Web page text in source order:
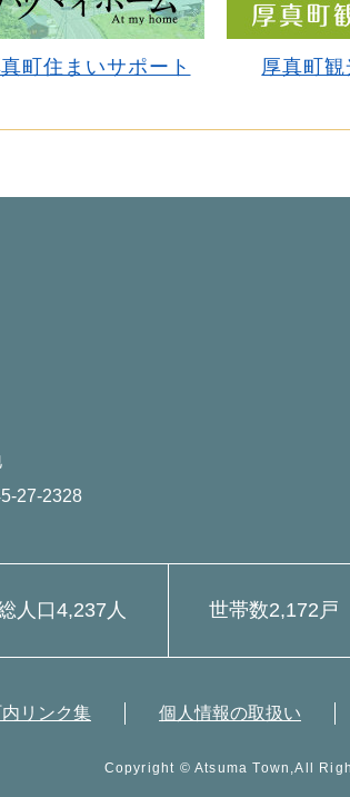
町住まいサポート 厚真町観
27-2328
人口4,237人 世帯数2,172戸
内リンク集 個人情報の取扱い
Copyright © Atsuma Town,All